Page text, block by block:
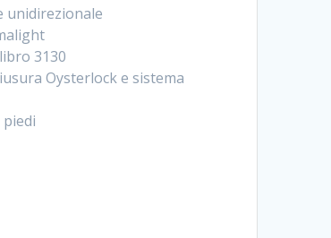
unidirezionale
3130
Oysterlock e sistema